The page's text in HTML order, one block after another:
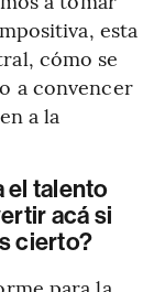
esta
cómo se
a convencer
a la
el talento
acá si
cierto?